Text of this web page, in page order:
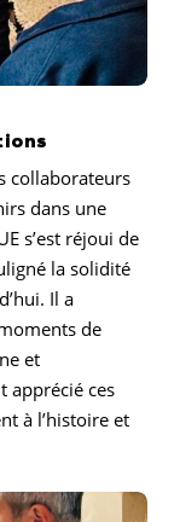
collaborateurs
dans une
s’est réjoui de
la solidité
Il a
de
et
apprécié ces
à l’histoire et